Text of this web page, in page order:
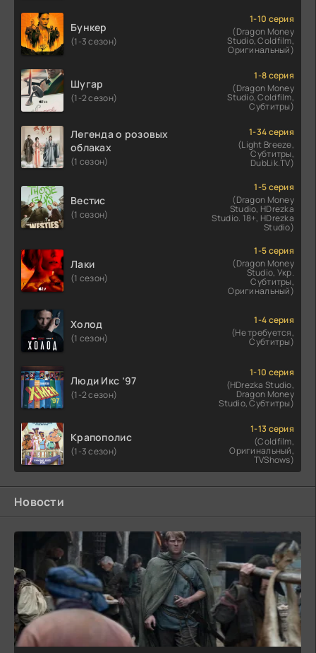
Бункер
(1-3 сезон)
1-10 серия
(Dragon Money
Studio, Coldfilm,
Оригинальный)
Шугар
(1-2 сезон)
1-8 серия
(Dragon Money
Studio, Coldfilm,
Субтитры)
Легенда о розовых
облаках
(1 сезон)
1-34 серия
(Light Breeze,
Субтитры,
DubLik.TV)
Вестис
(1 сезон)
1-5 серия
(Dragon Money
Studio, HDrezka
Studio. 18+, HDrezka
Studio)
Лаки
(1 сезон)
1-5 серия
(Dragon Money
Studio, Укр.
Субтитры,
Оригинальный)
Холод
(1 сезон)
1-4 серия
(Не требуется,
Субтитры)
Люди Икс ’97
(1-2 сезон)
1-10 серия
(HDrezka Studio,
Dragon Money
Studio, Субтитры)
Крапополис
(1-3 сезон)
1-13 серия
(Coldfilm,
Оригинальный,
TVShows)
Новости